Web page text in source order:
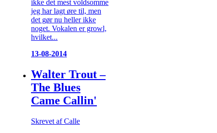
ikke det mest voldsomme
jeg har lagt øre til, men
det gør nu heller ikke
noget. Vokalen er growl,
hvilket...
13-08-2014
Walter Trout –
The Blues
Came Callin'
Skrevet af Calle